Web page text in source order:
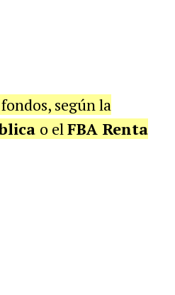
según la
o elFBA Renta